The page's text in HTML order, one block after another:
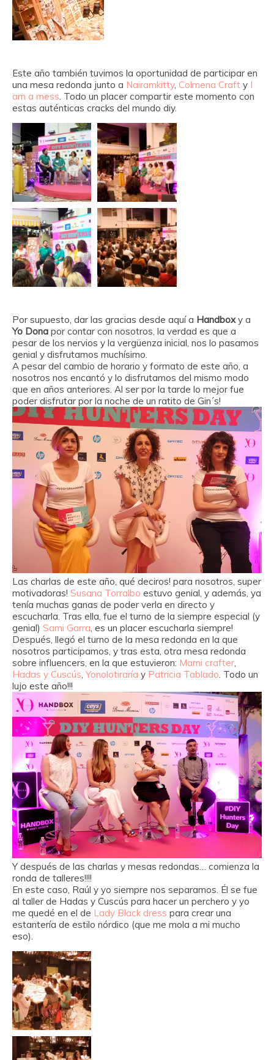
Este año también tuvimos la oportunidad de participar en
una mesa redonda junto a Nairamkitty, Colmena Craft y I
am a mess. Todo un placer compartir este momento con
estas auténticas cracks del mundo diy.
Por supuesto, dar las gracias desde aquí a Handboxy a
Yo Dona por contar con nosotros, la verdad es que a
pesar de los nervios y la vergüenza inicial, nos lo pasamos
genial y disfrutamos muchísimo.
A pesar del cambio de horario y formato de este año, a
nosotros nos encantó y lo disfrutamos del mismo modo
que en años anteriores. Al ser por la tarde lo mejor fue
poder disfrutar por la noche de un ratito de Gin´s!
Las charlas de este año, qué deciros! para nosotros, super
motivadoras! Susana Torralbo estuvo genial, y además, ya
tenía muchas ganas de poder verla en directo y
escucharla. Tras ella, fue el turno de la siempre especial (y
genial) Sami Garra, es un placer escucharla siempre!
Después, llegó el turno de la mesa redonda en la que
nosotros participamos, y tras esta, otra mesa redonda
sobre influencers, en la que estuvieron: Mami crafter,
Hadas y Cuscús, Yonolotiraría y Patricia Tablado. Todo un
lujo este año!!!
Y después de las charlas y mesas redondas… comienza la
ronda de talleres!!!!
En este caso, Raúl y yo siempre nos separamos. Él se fue
al taller de Hadas y Cuscús para hacer un perchero y yo
me quedé en el de Lady Black dress para crear una
estantería de estilo nórdico (que me mola a mi mucho
eso).